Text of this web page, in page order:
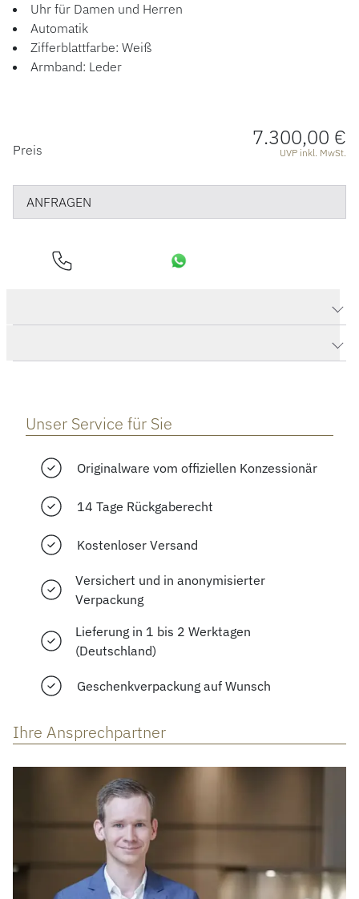
Uhr für Damen und Herren
Automatik
Zifferblattfarbe: Weiß
Armband: Leder
PREISINFORMATIONEN
Preis 7.300,00 €
UVP inkl. MwSt.
ANFRAGEN
Ihre Ansprechpartner
Unser Service für Sie
Originalware vom offiziellen Konzessionär
14 Tage Rückgaberecht
Kostenloser Versand
Versichert und in anonymisierter
Verpackung
Lieferung in 1 bis 2 Werktagen
(Deutschland)
Geschenkverpackung auf Wunsch